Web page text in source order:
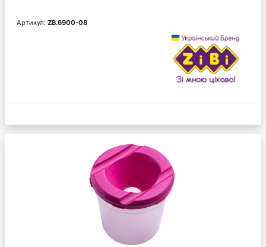
Артикул: ZB.6900-08